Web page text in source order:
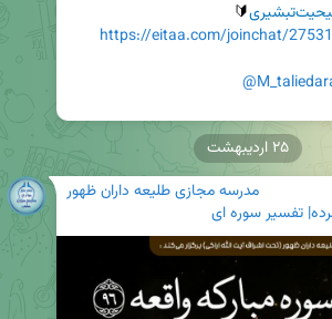
🔰
https://eitaa.com/joinchat/
مدرسه مجازی طلیعه داران ظهور
تفسیر سوره ای
۲۵ اردیبهشت